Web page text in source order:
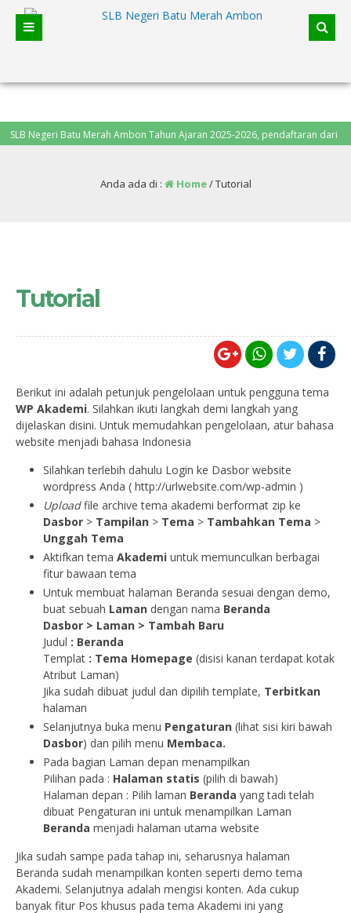
Batu Merah Ambon Tahun Ajaran 2025-2026, pendaftaran dari
Anda ada di : Home/Tutorial
Tutorial
Berikut ini adalah petunjuk pengelolaan untuk pengguna tema
WP Akademi. Silahkan ikuti langkah demi langkah yang
dijelaskan disini. Untuk memudahkan pengelolaan, atur bahasa
website menjadi bahasa Indonesia
Silahkan terlebih dahulu Login ke Dasbor website
wordpress Anda ( http://urlwebsite.com/wp-admin )
Uploadfile archive tema akademi berformat zip ke
Dasbor > Tampilan > Tema > Tambahkan Tema >
Unggah Tema
Aktifkan tema Akademi untuk memunculkan berbagai
fitur bawaan tema
Untuk membuat halaman Beranda sesuai dengan demo,
buat sebuah Laman dengan nama Beranda
Dasbor > Laman > Tambah Baru
Judul : Beranda
Templat : Tema Homepage (disisi kanan terdapat kotak
Atribut Laman)
Jika sudah dibuat judul dan dipilih template, Terbitkan
halaman
Selanjutnya buka menu Pengaturan (lihat sisi kiri bawah
Dasbor) dan pilih menu Membaca.
Pada bagian Laman depan menampilkan
Pilihan pada : Halaman statis (pilih di bawah)
Halaman depan : Pilih laman Beranda yang tadi telah
dibuat Pengaturan ini untuk menampilkan Laman
Beranda menjadi halaman utama website
Jika sudah sampe pada tahap ini, seharusnya halaman
Beranda sudah menampilkan konten seperti demo tema
Akademi. Selanjutnya adalah mengisi konten. Ada cukup
banyak fitur Pos khusus pada tema Akademi ini yang